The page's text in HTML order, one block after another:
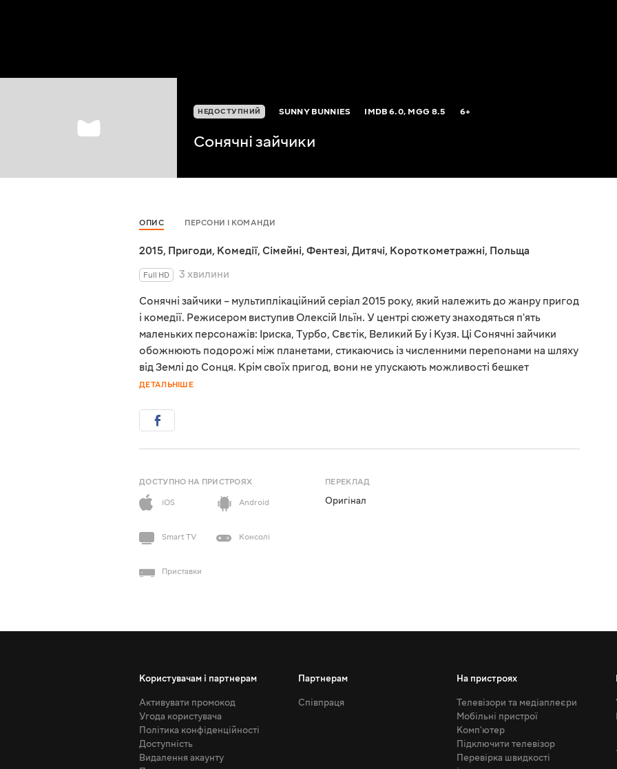
НЕДОСТУПНИЙ SUNNY BUNNIES IMDB6.0, MGG8.5 6+
Сонячні зайчики
ОПИС ПЕРСОНИ І КОМАНДИ
2015, Пригоди, Комедії, Сімейні, Фентезі, Дитячі, Короткометражні, Польща
Full HD
3 хвилини
Сонячні зайчики – мультиплікаційний серіал 2015 року, який належить до жанру пригод
і комедії. Режисером виступив Олексій Ільїн. У центрі сюжету знаходяться п'ять
маленьких персонажів: Іриска, Турбо, Свєтік, Великий Бу і Кузя. Ці Сонячні зайчики
обожнюють подорожі між планетами, стикаючись із численними перепонами на шляху
від Землі до Сонця. Крім своїх пригод, вони не упускають можливості бешкет
ДЕТАЛЬНІШЕ
ДОСТУПНО НА ПРИСТРОЯХ
iOS
Android
Smart TV Консолі
Приставки
ПЕРЕКЛАД
Оригінал
Користувачам і партнерам
Активувати промокод
Угода користувача
Політика конфіденційності
Доступність
Видалення акаунту
Партнерам
Співпраця
На пристроях
Телевізори та медіаплеєри
Мобільні пристрої
Комп'ютер
Підключити телевізор
Перевірка швидкості